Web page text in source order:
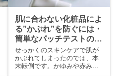
肌に合わない化粧品によ
る”かぶれ”を防ぐには・
簡単なパッチテストのや
り方
せっかくのスキンケアで肌が
かぶれてしまったのでは、本
末転倒です。かゆみや赤み、